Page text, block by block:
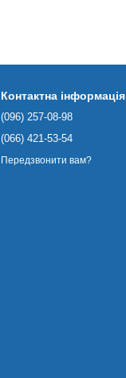
Контактна інформація
(096) 257-08-98
(066) 421-53-54
Передзвонити вам?